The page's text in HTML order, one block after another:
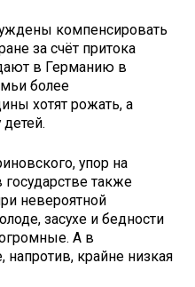
компенсировать
за счёт притока
в Германию в
более
хотят рожать, а
упор на
также
невероятной
засухе и бедности
А в
крайне низкая